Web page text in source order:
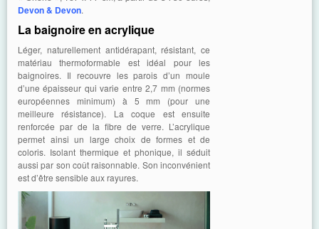
Devon & Devon.
La baignoire en acrylique
Léger, naturellement antidérapant, résistant, ce
matériau thermoformable est idéal pour les
baignoires. Il recouvre les parois d’un moule
d’une épaisseur qui varie entre 2,7 mm (normes
européennes minimum) à 5 mm (pour une
meilleure résistance). La coque est ensuite
renforcée par de la fibre de verre. L’acrylique
permet ainsi un large choix de formes et de
coloris. Isolant thermique et phonique, il séduit
aussi par son coût raisonnable. Son inconvénient
est d’être sensible aux rayures.